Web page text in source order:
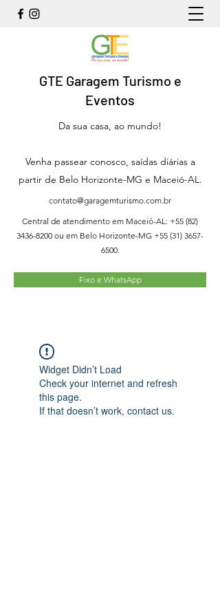
GTE Garagem Turismo e
Eventos
Da sua casa, ao mundo!
Venha passear conosco, saídas diárias a
partir de Belo Horizonte-MG e Maceió-AL.
contato@garagemturismo.com.br
Central de atendimento em Maceió-AL: +55 (82)
3436-8200 ou em Belo Horizonte-MG +55 (31) 3657-
6500.
Fixo e WhatsApp
Widget Didn’t Load
Check your internet and refresh
this page.
If that doesn’t work, contact us.